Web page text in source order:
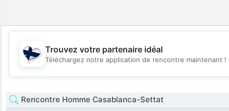
💖
💕
Trouvez votre partenaire idéal
Téléchargez notre application de rencontre maintenant !
Rencontre Homme Casablanca-Settat